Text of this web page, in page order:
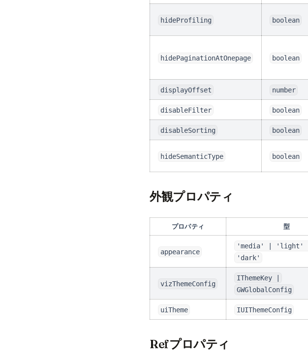
hideProfiling boolean
hidePaginationAtOnepage boolean
displayOffset number
disableFilter boolean
disableSorting boolean
hideSemanticType boolean
外観プロパティ
プロパティ 型
appearance
'media' | 'light' |
'dark'
vizThemeConfig
IThemeKey |
GWGlobalConfig
uiTheme IUIThemeConfig
Refプロパティ